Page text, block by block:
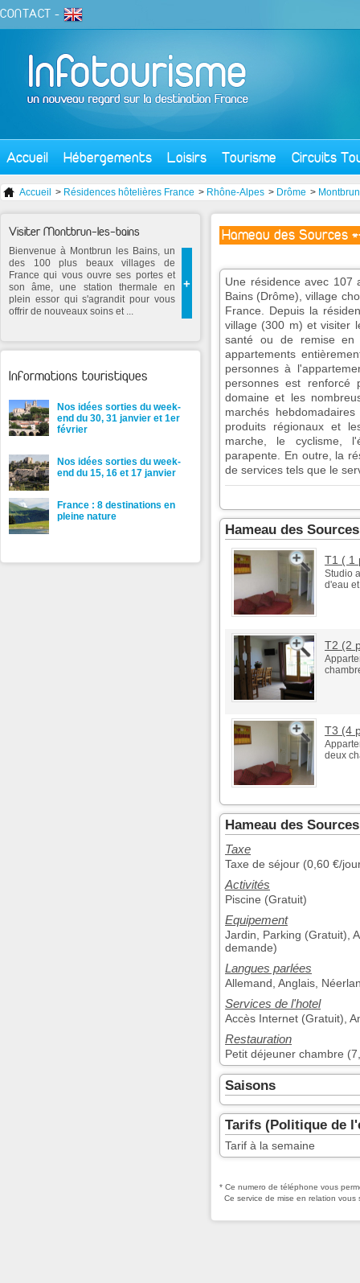
CONTACT -
Accueil Hébergements Loisirs Tourisme Circuits
Accueil > Résidences hôtelières France > Rhône-Alpes > Drôme >
Hameau des Sources
Une résidence avec 107
Bains (Drôme), village
France. Depuis la
village (300 m) et visiter
santé ou de remise
appartements
personnes à
personnes est
domaine et les
marchés
produits régionaux et
marche, le cyclisme,
parapente. En outre, la
de services tels que le
Hameau des
T1 ( 1
Studio
d'eau
T2 (2
T3 (4
deux
Hameau des
Taxe
Taxe de séjour (0,60 €/
Activités
Piscine (Gratuit)
Equipement
Jardin, Parking (Gratuit),
demande)
Langues parlées
Allemand, Anglais,
Services de l'hotel
Accès Internet (Gratuit),
Restauration
Petit déjeuner chambre
Saisons
Tarifs (Politique de
Tarif à la semaine
* Ce numero de téléphone vous
Ce service de mise en relation
Visiter Montbrun-les-bains
+
Bienvenue à Montbrun les Bains, un
des 100 plus beaux villages de
France qui vous ouvre ses portes et
son âme, une station thermale en
plein essor qui s'agrandit pour vous
offrir de nouveaux soins et ...
Informations touristiques
Nos idées sorties du week-
end du 30, 31 janvier et 1er
février
Nos idées sorties du week-
end du 15, 16 et 17 janvier
France : 8 destinations en
pleine nature